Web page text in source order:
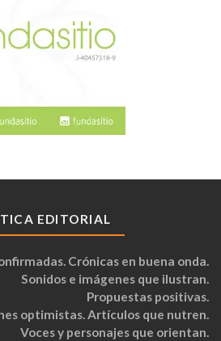
EDITORIAL
Crónicas en buena onda.
Sonidos e imágenes que ilustran.
Propuestas positivas.
optimistas. Artículos que nutren.
Voces y personajes que orientan.